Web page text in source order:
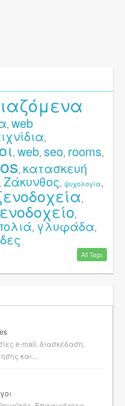
, web
,
, web, seo, rooms,
, κατασκευή
, Ζάκυνθος, ψυχολογία,
,
,
, γλυφάδα,
All Tags
e-mail, διασκέδαση,
και...